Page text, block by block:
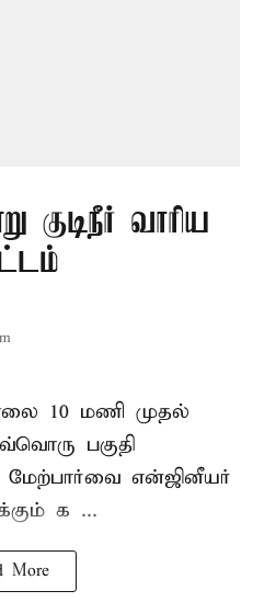
வாரிய
10 மணி முதல்
பகுதி
மேற்பார்வை என்ஜினீயர்
க ...
More